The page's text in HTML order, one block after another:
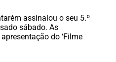
assinalou o seu 5.º
sábado. As
do ‘Filme